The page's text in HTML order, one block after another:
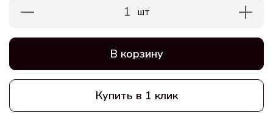
1 шт
В корзину
Купить в 1 клик